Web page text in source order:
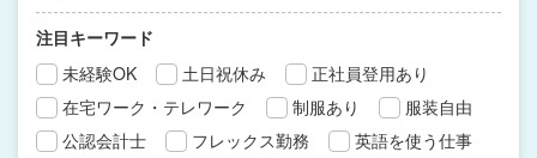
注目キーワード
未経験OK
土日祝休み
正社員登用あり
在宅ワーク・テレワーク
制服あり
服装自由
公認会計士
フレックス勤務
英語を使う仕事